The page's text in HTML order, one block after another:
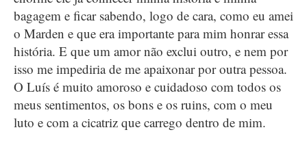
bagagem e ficar sabendo, logo de cara, como eu amei
o Marden e que era importante para mim honrar essa
história. E que um amor não exclui outro, e nem por
isso me impediria de me apaixonar por outra pessoa.
O Luís é muito amoroso e cuidadoso com todos os
meus sentimentos, os bons e os ruins, com o meu
luto e com a cicatriz que carrego dentro de mim.